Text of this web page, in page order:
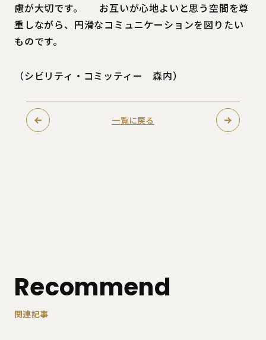
慮が大切です。 お互いが心地よいと思う空間を尊
重しながら、円滑なコミュニケーションを図りたい
ものです。
（シビリティ・コミッティー 森内）
一覧に戻る
Recommend
関連記事